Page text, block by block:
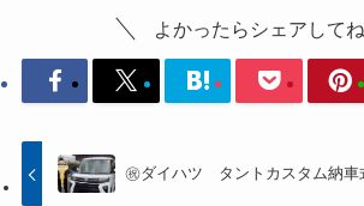
よかったらシェアしてね
㊗️ダイハツ タントカスタム納車